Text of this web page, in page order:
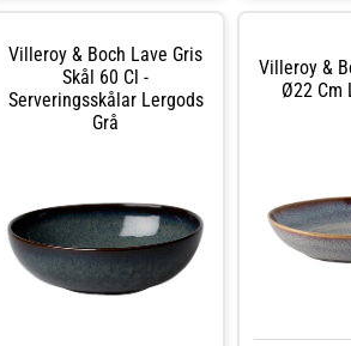
genomtänkta
dippskålen
Liten dippskål i
från Villeroy &
enhetlig och
Villeroy & Boch Lave Gris
Skål 60 Cl -
Serveringsskålar Lergods
Grå
Villeroy &
Ø22 Cm